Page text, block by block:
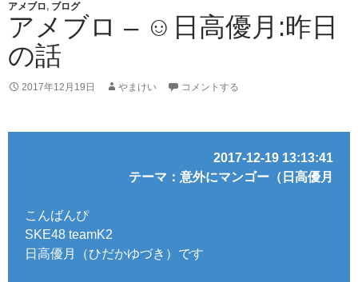
プアメブロ, ブログ
アメブロ – ☺︎日高優月:昨日
の話
2017年12月19日 やまけい コメントする
2017-12-19 13:13:41
テーマ：意外にマンゴー（日高優月
こんばんぴ
SKE48 teamK2
日高優月（ひだかゆづき）です